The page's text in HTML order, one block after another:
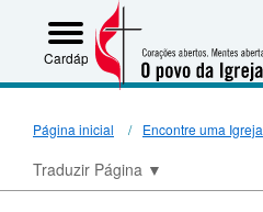
Cardápio
Página inicial Encontre uma Igreja
Traduzir Página ▼